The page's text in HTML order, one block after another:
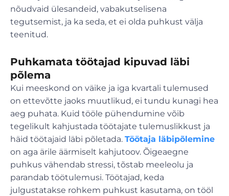
nõudvaid ülesandeid, vabakutselisena
tegutsemist, ja ka seda, et ei olda puhkust välja
teenitud.
Puhkamata töötajad kipuvad läbi
põlema
Kui meeskond on väike ja iga kvartali tulemused
on ettevõtte jaoks muutlikud, ei tundu kunagi hea
aeg puhata. Kuid tööle pühendumine võib
tegelikult kahjustada töötajate tulemuslikkust ja
häid töötajaid läbi põletada. Töötaja läbipõlemine
on aga ärile äärmiselt kahjutoov. Õigeaegne
puhkus vähendab stressi, tõstab meeleolu ja
parandab töötulemusi. Töötajad, keda
julgustatakse rohkem puhkust kasutama, on tööl